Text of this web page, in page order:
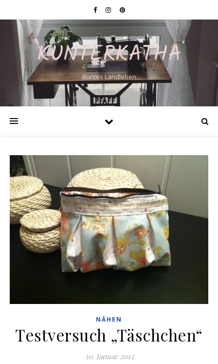
KUNTERKATHA
Buntes Landleben
NÄHEN
Testversuch „Täschchen“
30. Januar 2013